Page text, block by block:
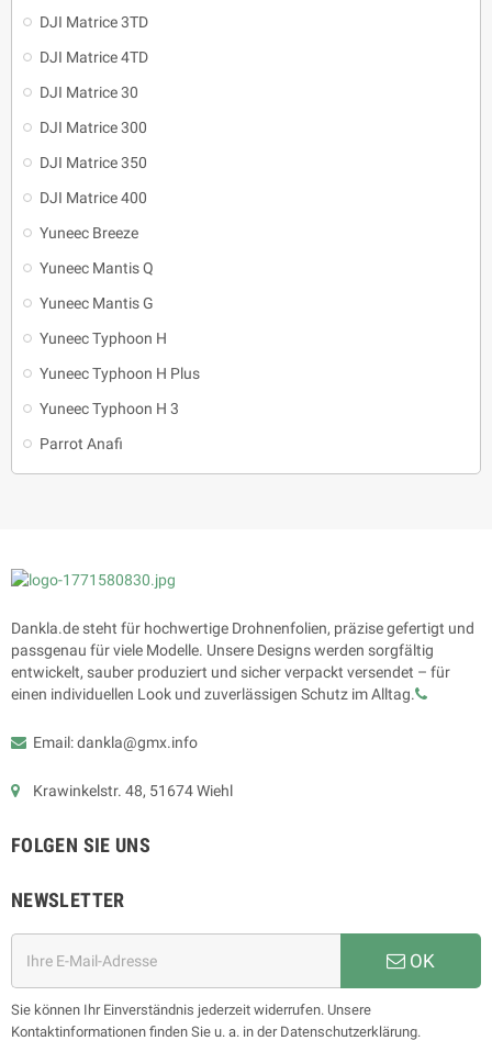
DJI Matrice 3TD
DJI Matrice 4TD
DJI Matrice 30
DJI Matrice 300
DJI Matrice 350
DJI Matrice 400
Yuneec Breeze
Yuneec Mantis Q
Yuneec Mantis G
Yuneec Typhoon H
Yuneec Typhoon H Plus
Yuneec Typhoon H 3
Parrot Anafi
Dankla.de steht für hochwertige Drohnenfolien, präzise gefertigt und
passgenau für viele Modelle. Unsere Designs werden sorgfältig
entwickelt, sauber produziert und sicher verpackt versendet – für
einen individuellen Look und zuverlässigen Schutz im Alltag.
Email: dankla@gmx.info
Krawinkelstr. 48, 51674 Wiehl
FOLGEN SIE UNS
NEWSLETTER
OK
Sie können Ihr Einverständnis jederzeit widerrufen. Unsere
Kontaktinformationen finden Sie u. a. in der Datenschutzerklärung.